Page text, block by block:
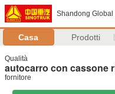
Shandong Global
Casa Prodotti
Qualità
autocarro con cassone
fornitore